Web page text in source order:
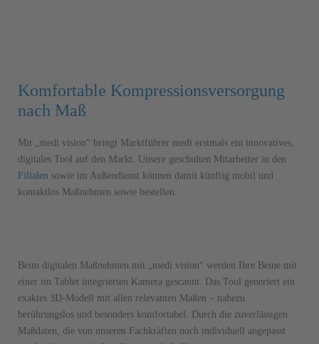
Kom­fortable Kompressions­versorgung
nach Maß
Mit „medi vision“ bringt Marktführer medi erstmals ein innovatives,
digitales Tool auf den Markt. Unsere geschulten Mitarbeiter in den
Filialen sowie im Außendienst können damit künftig mobil und
kontaktlos Maßnehmen sowie bestellen.
Beim digitalen Maßnehmen mit „medi vision“ werden Ihre Beine mit
einer im Tablet integrierten Kamera gescannt. Das Tool generiert ein
exaktes 3D-Modell mit allen relevanten Maßen – nahezu
berührungslos und besonders komfortabel. Durch die zuverlässigen
Maßdaten, die von unseren Fach­kräften noch individuell angepasst